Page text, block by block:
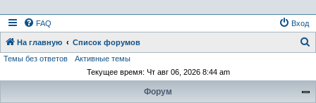
FAQ Вход
На главную Список форумов
Темы без ответов
Активные темы
Текущее время: Чт авг 06, 2026 8:44 am
Форум